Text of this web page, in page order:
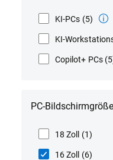
KI-PCs (5)
KI-
Copilot+ PCs
PC-Bildschirmgröße
18 Zoll (1)
16 Zoll (6)